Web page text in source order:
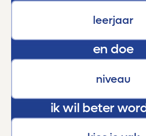
ontwikkeling van onze
kracht die hen helpt groeien,
En als trotse ouder kan ik maar
zeggen:
en doe
ik wil beter